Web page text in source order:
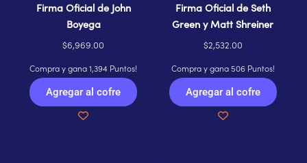
Firma Oficial de John
Boyega
$6,969.00
Compra y gana 1,394 Puntos!
Agregar al cofre
Firma Oficial de Seth
Green y Matt Shreiner
$2,532.00
Compra y gana 506 Puntos!
Agregar al cofre